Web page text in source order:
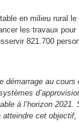
en milieu rural
les travaux pour
821.700
démarrage au cours
à l’horizon
cet